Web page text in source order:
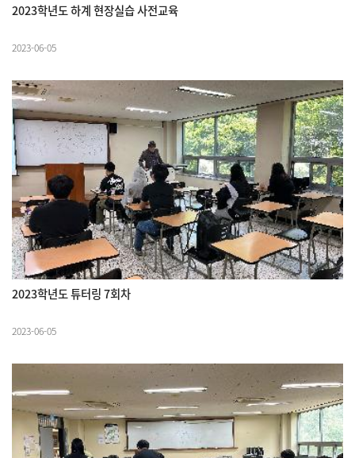
2023학년도 하계 현장실습 사전교육
2023-06-05
2023학년도 튜터링 7회차
2023-06-05